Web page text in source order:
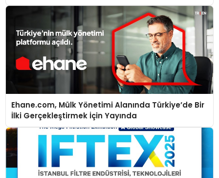
Ehane.com, Mülk Yönetimi Alanında Türkiye’de Bir
İlki Gerçekleştirmek İçin Yayında